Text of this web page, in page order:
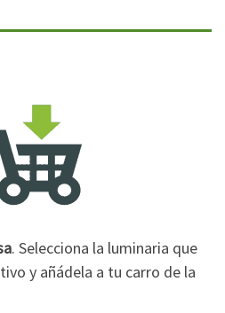
. Selecciona la luminaria que
y añádela a tu carro de la